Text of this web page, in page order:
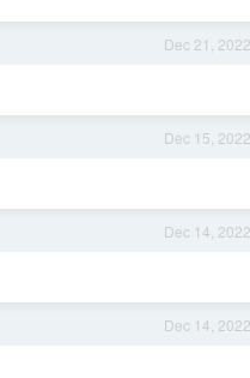
Dec 21, 2022
Dec 15, 2022
Dec 14, 2022
Dec 14, 2022